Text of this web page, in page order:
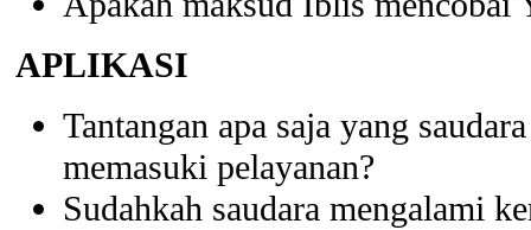
APLIKASI
Tantangan apa saja yang
memasuki pelayanan?
Sudahkah saudara mengalami